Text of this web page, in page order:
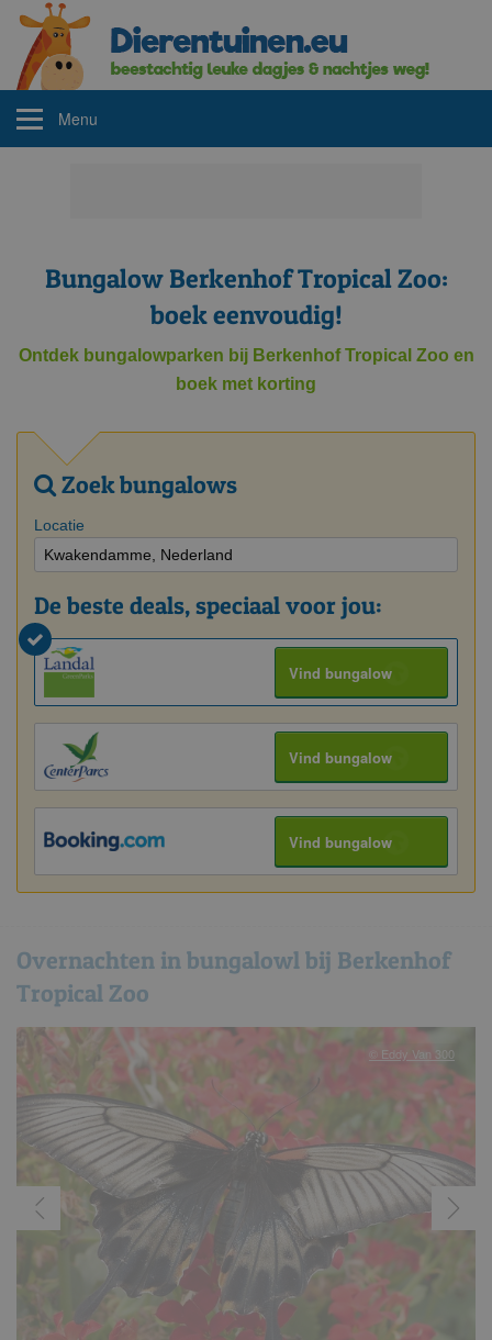
Menu
Bungalow Berkenhof Tropical Zoo:
boek eenvoudig!
Ontdek bungalowparken bij Berkenhof Tropical Zoo en
boek met korting
Zoek bungalows
Locatie
De beste deals, speciaal voor jou:
Vind bungalow
Vind bungalow
Vind bungalow
Overnachten in bungalowl bij Berkenhof
Tropical Zoo
© Eddy Van 300